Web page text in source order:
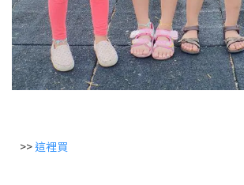
>>這裡買